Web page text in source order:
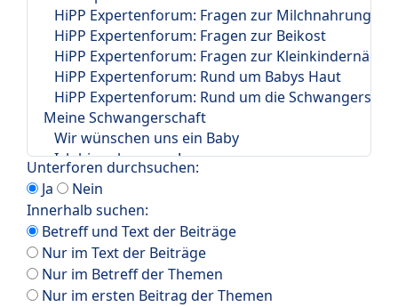
Unterforen durchsuchen:
Ja
Nein
Innerhalb suchen:
Betreff und Text der Beiträge
Nur im Text der Beiträge
Nur im Betreff der Themen
Nur im ersten Beitrag der Themen